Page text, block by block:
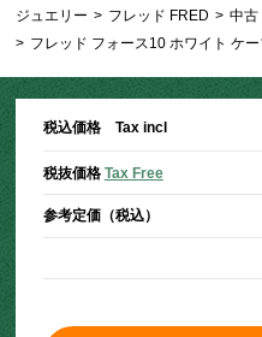
ジュエリー > フレッド FRED > 中古
> フレッド フォース10 ホワイト ケ
税込価格 Tax incl
税抜価格 Tax Free
参考定価（税込）